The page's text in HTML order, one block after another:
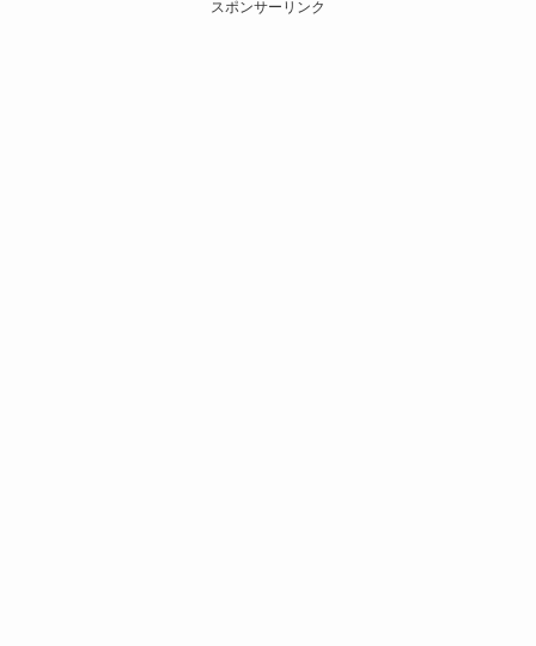
スポンサーリンク